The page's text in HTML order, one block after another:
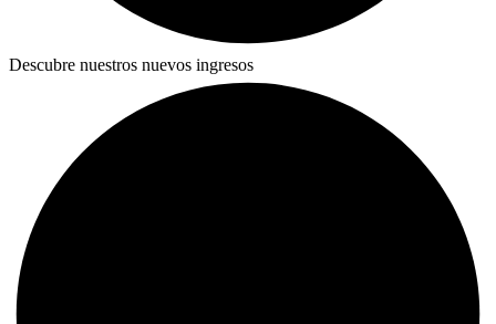
Descubre nuestros nuevos ingresos